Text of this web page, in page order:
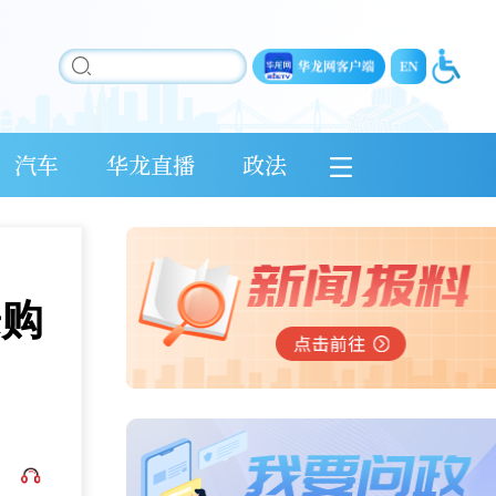
汽车 华龙直播 政法